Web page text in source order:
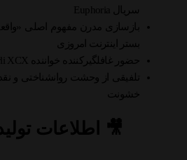
سریال Euphoria
بستر اینترنت امروزی
حضور غافلگیرکننده خواننده Charli XCX در یکی از نقش‌ها
تلفیقی از وحشت روانشناختی و
خشونت
🎥 اطلاعات